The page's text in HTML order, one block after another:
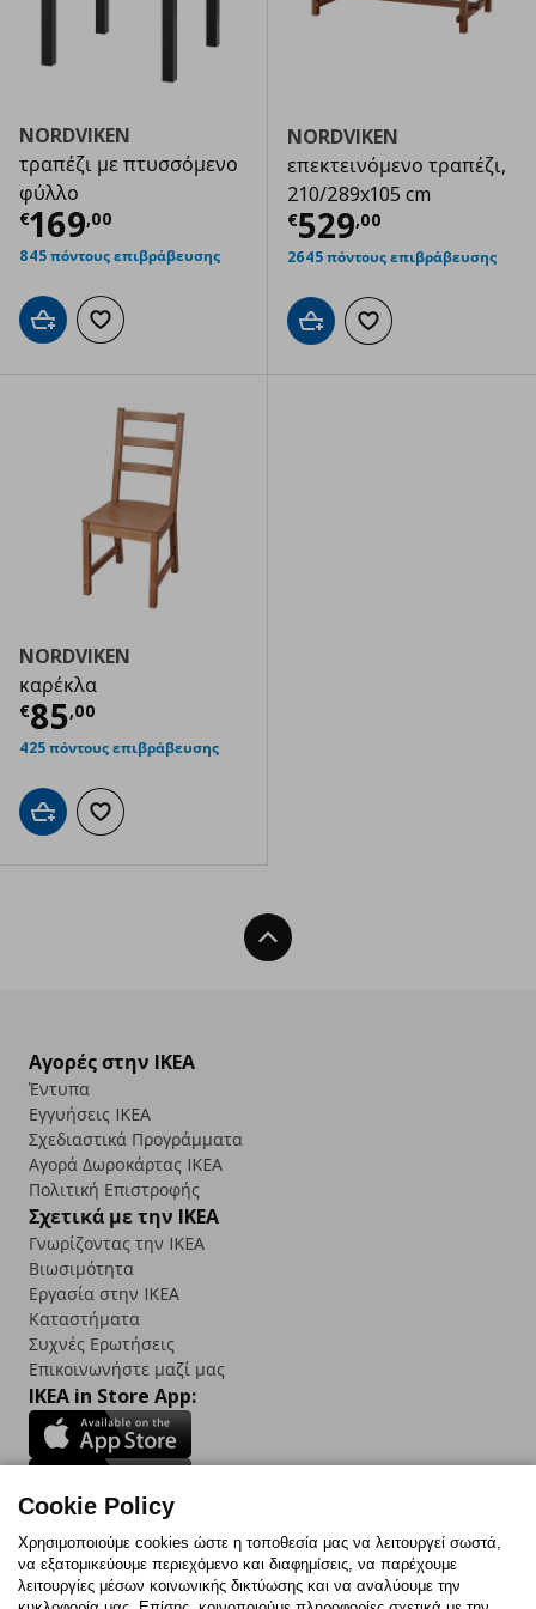
NORDVIKEN
τραπέζι με πτυσσόμενο
φύλλο
€169,00
Τρέχουσα τιμή € 169,00
845 πόντους επιβράβευσης
Προσθήκη στο καλάθι
Προσθήκη στα αγαπημένα
NORDVIKEN
επεκτεινόμενο τραπέζι,
210/289x105 cm
€529,00
Τρέχουσα
2645 πόντους επιβράβευσης
Προσθήκη στο καλάθι
Προσθήκη στα
NORDVIKEN
καρέκλα
€85,00
Τρέχουσα τιμή
425 πόντους επιβράβευσης
Προσθήκη στο καλάθι
Προσθήκη στα αγαπημένα
Back To Top
Αγορές στην IKEA
Έντυπα
Εγγυήσεις IKEA
Σχεδιαστικά Προγράμματα
Αγορά Δωρoκάρτας IKEA
Πολιτική Επιστροφής
Σχετικά με την IKEA
Γνωρίζοντας την IKEA
Βιωσιμότητα
Εργασία στην IKEA
Καταστήματα
Συχνές Ερωτήσεις
Επικοινωνήστε μαζί μας
IKEA in Store App:
Follow us:
FacebookInstagram
TikTokYoutubePinterestTwitter
Cookie Policy
Χρησιμοποιούμε cookies ώστε η τοποθεσία μας να λειτουργεί σωστά,
να εξατομικεύουμε περιεχόμενο και διαφημίσεις, να παρέχουμε
λειτουργίες μέσων κοινωνικής δικτύωσης και να αναλύουμε την